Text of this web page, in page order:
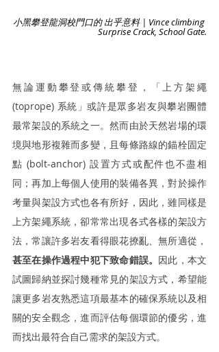
小黑攀登龍洞校門口的 出乎意料 | Vince climbing
Surprise Crack, School Gate.
無論運動攀登或傳統攀登，「上方架繩
(toprope) 系統」或許是眾多岩友與攀岩團體
最常架設的系統之一。然而由於天然岩場的環
境與地形複雜而多變，且每條路線的錨栓固定
點 (bolt-anchor) 設置方式或配件也不盡相
同；再加上每個人使用的裝備各異，對於操作
考量與架設方式也各有所好，因此，雖同樣是
上方架繩系統，卻常常出現各式各樣的架設方
法，常讓許多岩友看得眼花撩亂、無所適從，
甚至在操作過程中犯下致命錯誤。 因此，本文
試圖歸納並探討幾種常見的架設方式，希望能
讓更多岩友熟悉這項最基本的確保系統以及相
關的安全觀念，進而評估每個環節的優劣，進
而找出最符合自己需求的架設方式。